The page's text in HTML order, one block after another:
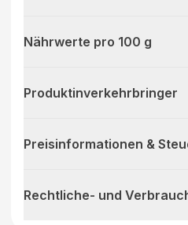
Nährwerte pro 100 g
Produktinverkehrbringer
Preisinformationen &
Rechtliche- und